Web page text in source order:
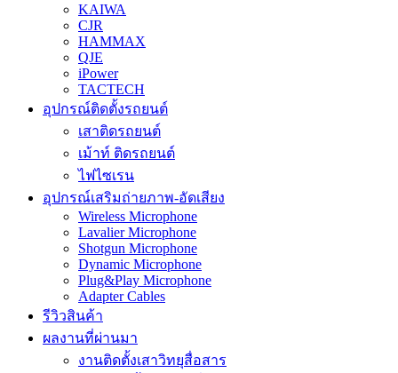
KAIWA
CJR
HAMMAX
QJE
iPower
TACTECH
อุปกรณ์ติดตั้งรถยนต์
เสาติดรถยนต์
เม้าท์ ติดรถยนต์
ไฟไซเรน
อุปกรณ์เสริมถ่ายภาพ-อัดเสียง
Wireless Microphone
Lavalier Microphone
Shotgun Microphone
Dynamic Microphone
Plug&Play Microphone
Adapter Cables
รีวิวสินค้า
ผลงานที่ผ่านมา
งานติดตั้งเสาวิทยุสื่อสาร